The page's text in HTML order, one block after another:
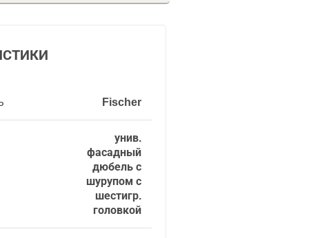
Fischer
унив.
фасадный
дюбель с
шурупом с
шестигр.
головкой